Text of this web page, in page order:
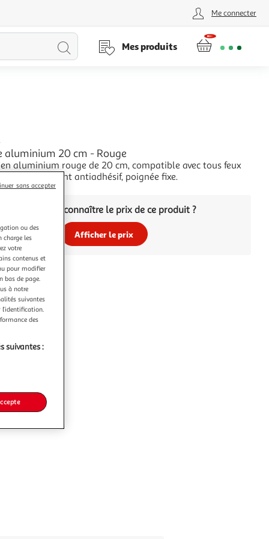
Me connecter
Lancer
Mes produits
aluminium 20 cm - Rouge
aluminium rouge de 20 cm, compatible avec tous feux
Revêtement antiadhésif, poignée fixe.
Vous voulez connaître le prix de ce produit ?
Afficher le prix
ou des
charge les
votre
contenus et
pour modifier
bas de page.
à notre
suivantes
des
suivantes :
sans accepter